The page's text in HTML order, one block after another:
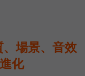
場景、音效
化